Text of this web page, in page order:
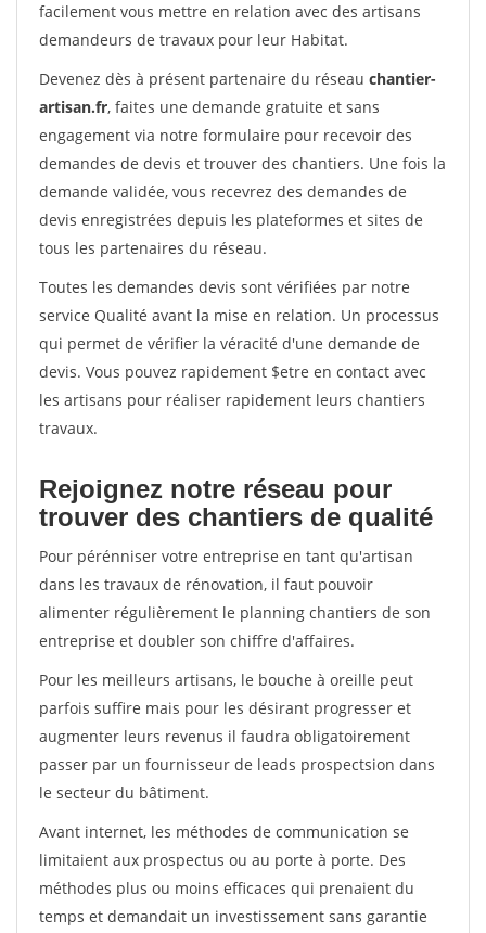
facilement vous mettre en relation avec des artisans
demandeurs de travaux pour leur Habitat.
Devenez dès à présent partenaire du réseau chantier-
artisan.fr, faites une demande gratuite et sans
engagement via notre formulaire pour recevoir des
demandes de devis et trouver des chantiers. Une fois la
demande validée, vous recevrez des demandes de
devis enregistrées depuis les plateformes et sites de
tous les partenaires du réseau.
Toutes les demandes devis sont vérifiées par notre
service Qualité avant la mise en relation. Un processus
qui permet de vérifier la véracité d'une demande de
devis. Vous pouvez rapidement $etre en contact avec
les artisans pour réaliser rapidement leurs chantiers
travaux.
Rejoignez notre réseau pour
trouver des chantiers de qualité
Pour pérénniser votre entreprise en tant qu'artisan
dans les travaux de rénovation, il faut pouvoir
alimenter régulièrement le planning chantiers de son
entreprise et doubler son chiffre d'affaires.
Pour les meilleurs artisans, le bouche à oreille peut
parfois suffire mais pour les désirant progresser et
augmenter leurs revenus il faudra obligatoirement
passer par un fournisseur de leads prospectsion dans
le secteur du bâtiment.
Avant internet, les méthodes de communication se
limitaient aux prospectus ou au porte à porte. Des
méthodes plus ou moins efficaces qui prenaient du
temps et demandait un investissement sans garantie